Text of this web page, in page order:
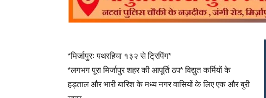
*मिर्जापुरः पथरहिया १३२ से ट्रिपिंग*
*लगभग पूरा मिर्जापुर शहर की आपूर्ति ठप* विद्युत कर्मियों के
हड़ताल और भारी बारिश के मध्य नगर वासियों के लिए एक और बुरी